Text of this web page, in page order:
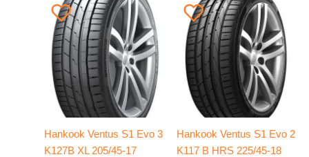
Hankook Ventus S1 Evo 3
K127B XL 205/45-17
Hankook Ventus S1 Evo 2
K117 B HRS 225/45-18